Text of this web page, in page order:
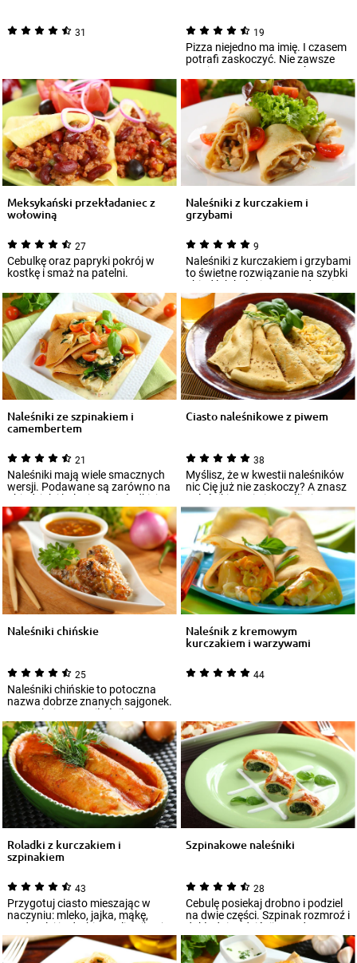
31 19
Pizza niejedno ma imię. I czasem
potrafi zaskoczyć. Nie zawsze
musimy przygotowywać
tradycyjną pi...
Meksykański przekładaniec z
wołowiną
27
Cebulkę oraz papryki pokrój w
kostkę i smaż na patelni.
Naleśniki z kurczakiem i
grzybami
9
Naleśniki z kurczakiem i grzybami
to świetne rozwiązanie na szybki
obiad lub kolację. Sprawdzą si...
Naleśniki ze szpinakiem i
camembertem
21
Naleśniki mają wiele smacznych
wersji. Podawane są zarówno na
obiad, jak i kolację, a w słodkiej...
Ciasto naleśnikowe z piwem
38
Myślisz, że w kwestii naleśników
nic Cię już nie zaskoczy? A znasz
naleśniki na piwie? Jeśli nie...
Naleśniki chińskie
25
Naleśniki chińskie to potoczna
nazwa dobrze znanych sajgonek.
Zasmakują one miłośnikom
azjatyckic...
Naleśnik z kremowym
kurczakiem i warzywami
44
Roladki z kurczakiem i
szpinakiem
43
Przygotuj ciasto mieszając w
naczyniu: mleko, jajka, mąkę,
wodę, olej i odrobinę soli. Miksuj
do...
Szpinakowe naleśniki
28
Cebulę posiekaj drobno i podziel
na dwie części. Szpinak rozmroź i
dokładnie odciśnij z wody. Ser...